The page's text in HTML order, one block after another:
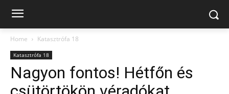
Home Katasztrófa 18
Katasztrófa 18
Nagyon fontos! Hétfőn és